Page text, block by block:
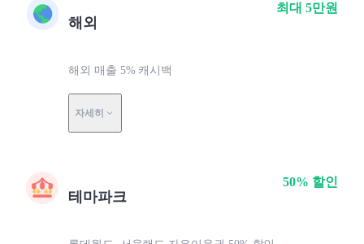
해외
해외 매출 5% 캐시백
자세히
최대 5만원
테마파크
50% 할인